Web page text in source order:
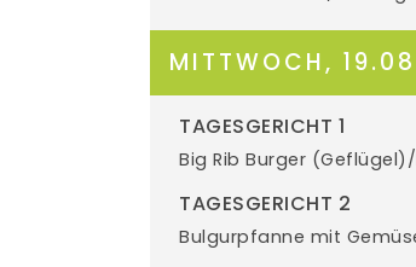
MITTWOCH,
TAGESGERICHT 1
Big Rib Burger
TAGESGERICHT 2
Bulgurpfanne mit